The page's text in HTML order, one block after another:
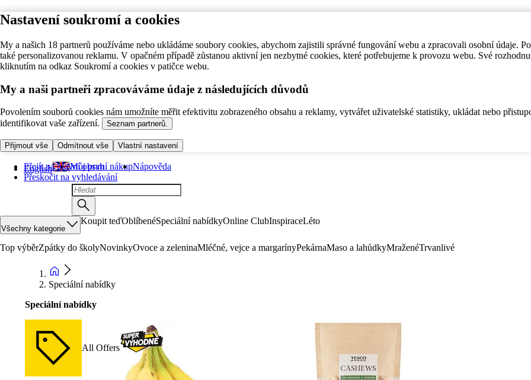
Nastavení soukromí a cookies
My a našich 18 partnerů používáme nebo ukládáme soubory cookies, abychom zajistili správné fungování webu a zpracovali osobní údaje.
také personalizovanou reklamu. V opačném případě zůstanou aktivní jen nezbytné cookies, které potřebujeme k provozu webu. Své
kliknutím na odkaz Soukromí a cookies v patičce webu.
My a naši partneři zpracováváme údaje z následujících důvodů
Povolením souborů cookies nám umožníte měřit efektivitu zobrazeného obsahu a reklamy, vytvářet uživatelské statistiky, ukládat nebo
identifikovat vaše zařízení.
Seznam partnerů.
Přijmout vše Odmítnout vše Vlastní nastavení
Přejít na hlavní obsah
Přeskočit na vyhledávání
English Můj první nákupNápověda
Všechny kategorie
Koupit teďOblíbenéSpeciální nabídkyOnline ClubInspiraceLéto
Top výběrZpátky do školyNovinkyOvoce a zeleninaMléčné, vejce a margarínyPekárnaMaso a lahůdkyMraženéTrvanlivé
Speciální nabídky
Speciální nabídky
All Offers